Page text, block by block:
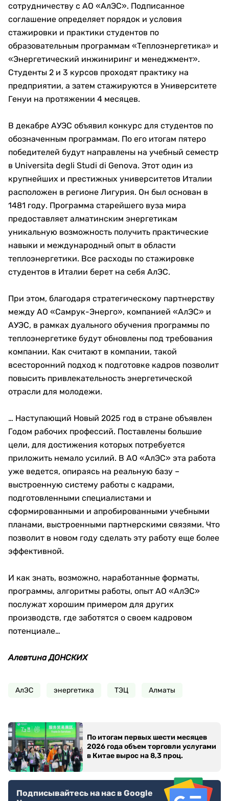
сотрудничеству с АО «АлЭС». Подписанное
соглашение определяет порядок и условия
стажировки и практики студентов по
образовательным программам «Теплоэнергетика» и
«Энергетический инжиниринг и менеджмент».
Студенты 2 и 3 курсов проходят практику на
предприятии, а затем стажируются в Университете
Генуи на протяжении 4 месяцев.
В декабре АУЭС объявил конкурс для студентов по
обозначенным программам. По его итогам пятеро
победителей будут направлены на учебный семестр
в Universita degli Studi di Genova. Этот один из
крупнейших и престижных университетов Италии
расположен в регионе Лигурия. Он был основан в
1481 году. Программа старейшего вуза мира
предоставляет алматинским энергетикам
уникальную возможность получить практические
навыки и международный опыт в области
теплоэнергетики. Все расходы по стажировке
студентов в Италии берет на себя АлЭС.
При этом, благодаря стратегическому партнерству
между АО «Самрук-Энерго», компанией «АлЭС» и
АУЭС, в рамках дуального обучения программы по
теплоэнергетике будут обновлены под требования
компании. Как считают в компании, такой
всесторонний подход к подготовке кадров позволит
повысить привлекательность энергетической
отрасли для молодежи.
… Наступающий Новый 2025 год в стране объявлен
Годом рабочих профессий. Поставлены большие
цели, для достижения которых потребуется
приложить немало усилий. В АО «АлЭС» эта работа
уже ведется, опираясь на реальную базу –
выстроенную систему работы с кадрами,
подготовленными специалистами и
сформированными и апробированными учебными
планами, выстроенными партнерскими связями. Что
позволит в новом году сделать эту работу еще более
эффективной.
И как знать, возможно, наработанные форматы,
программы, алгоритмы работы, опыт АО «АлЭС»
послужат хорошим примером для других
производств, где заботятся о своем кадровом
потенциале…
Алевтина ДОНСКИХ
АлЭС энергетика ТЭЦ Алматы
По итогам первых шести месяцев
2026 года объем торговли услугами
в Китае вырос на 8,3 проц.
Подписывайтесь на нас в Google